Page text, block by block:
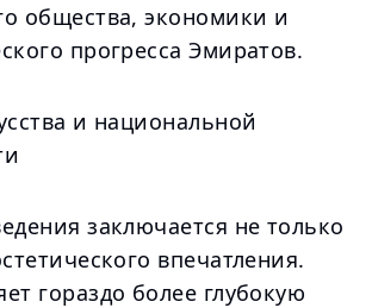
общества, экономики и
прогресса Эмиратов.
и национальной
заключается не только
впечатления.
гораздо более глубокую